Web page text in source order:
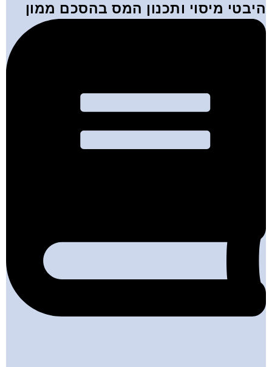
היבטי מיסוי ותכנון המס בהסכם ממון